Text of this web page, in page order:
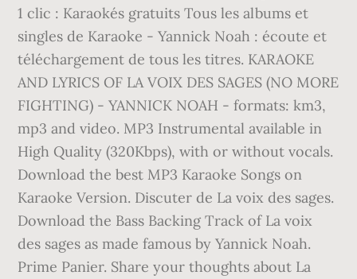
1 clic : Karaokés gratuits Tous les albums et
singles de Karaoke - Yannick Noah : écoute et
téléchargement de tous les titres. KARAOKE
AND LYRICS OF LA VOIX DES SAGES (NO MORE
FIGHTING) - YANNICK NOAH - formats: km3,
mp3 and video. MP3 Instrumental available in
High Quality (320Kbps), with or without vocals.
Download the best MP3 Karaoke Songs on
Karaoke Version. Discuter de La voix des sages.
Download the Bass Backing Track of La voix
des sages as made famous by Yannick Noah.
Prime Panier. Share your thoughts about La